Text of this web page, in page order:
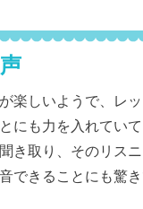
楽しいようで、レ
にも力を入れてい
き取り、そのリス
できることにも驚き